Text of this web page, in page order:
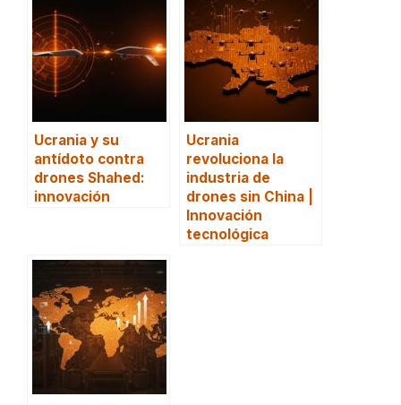
Ucrania y su
antídoto contra
drones Shahed:
innovación
Ucrania
revoluciona la
industria de
drones sin China |
Innovación
tecnológica